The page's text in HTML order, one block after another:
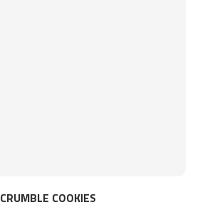
CRUMBLE COOKIES